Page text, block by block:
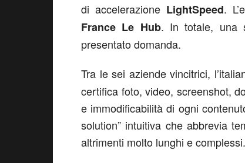
di accelerazione LightSpeed.
France Le Hub. In totale, una
presentato domanda.
Tra le sei aziende vincitrici,
certifica foto, video, screenshot,
e immodificabilità di ogni
solution” intuitiva che abbrevia
altrimenti molto lunghi e complessi.